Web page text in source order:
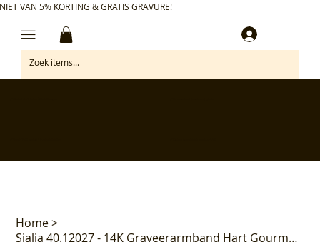
VAN 5% KORTING & GRATIS GRAVURE!
Home>
Sialia 40.12027 - 14K Graveerarmband Hart Gourmette 5.0mm